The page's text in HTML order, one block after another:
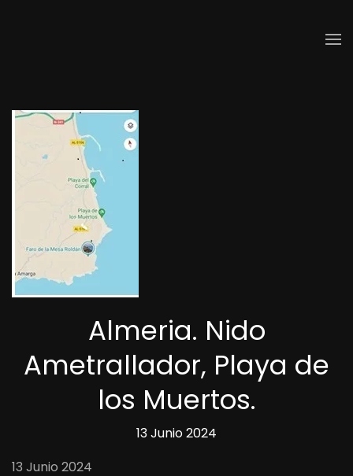
Almeria. Nido
Ametrallador, Playa de
los Muertos.
13 Junio 2024
13 Junio 2024